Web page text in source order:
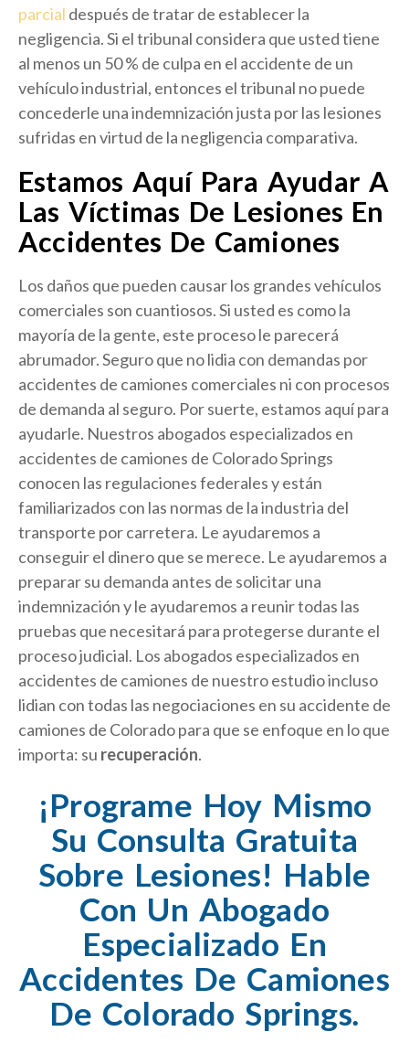
parcial después de tratar de establecer la
negligencia. Si el tribunal considera que usted tiene
al menos un 50 % de culpa en el accidente de un
vehículo industrial, entonces el tribunal no puede
concederle una indemnización justa por las lesiones
sufridas en virtud de la negligencia comparativa.
Estamos Aquí Para Ayudar A
Las Víctimas De Lesiones En
Accidentes De Camiones
Los daños que pueden causar los grandes vehículos
comerciales son cuantiosos. Si usted es como la
mayoría de la gente, este proceso le parecerá
abrumador. Seguro que no lidia con demandas por
accidentes de camiones comerciales ni con procesos
de demanda al seguro. Por suerte, estamos aquí para
ayudarle. Nuestros abogados especializados en
accidentes de camiones de Colorado Springs
conocen las regulaciones federales y están
familiarizados con las normas de la industria del
transporte por carretera. Le ayudaremos a
conseguir el dinero que se merece. Le ayudaremos a
preparar su demanda antes de solicitar una
indemnización y le ayudaremos a reunir todas las
pruebas que necesitará para protegerse durante el
proceso judicial. Los abogados especializados en
accidentes de camiones de nuestro estudio incluso
lidian con todas las negociaciones en su accidente de
camiones de Colorado para que se enfoque en lo que
importa: su recuperación.
¡Programe Hoy Mismo
Su Consulta Gratuita
Sobre Lesiones! Hable
Con Un Abogado
Especializado En
Accidentes De Camiones
De Colorado Springs.